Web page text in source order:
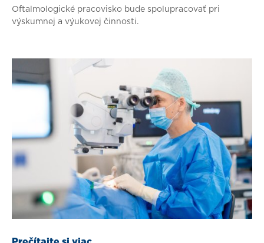
Oftalmologické pracovisko bude spolupracovať pri
výskumnej a výukovej činnosti.